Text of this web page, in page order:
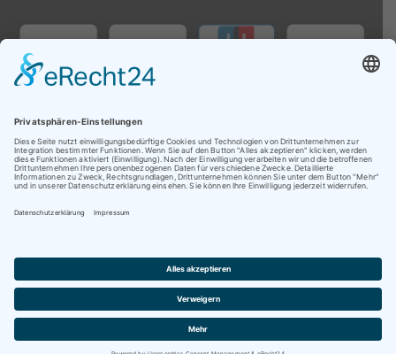
Copyright © 2009-2026 brandwheels.com